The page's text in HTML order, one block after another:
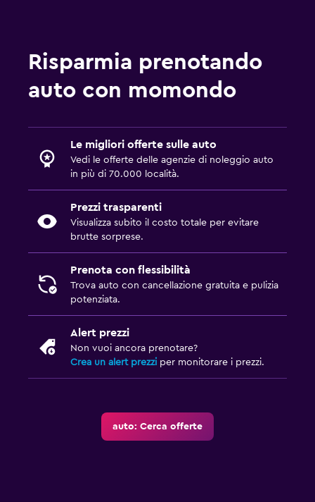
Risparmia prenotando
auto con momondo
Le migliori offerte sulle auto
Vedi le offerte delle agenzie di noleggio auto
in più di 70.000 località.
Prezzi trasparenti
Visualizza subito il costo totale per evitare
brutte sorprese.
Prenota con flessibilità
Trova auto con cancellazione gratuita e pulizia
potenziata.
Alert prezzi
Non vuoi ancora prenotare?
Crea un alert prezzi per monitorare i prezzi.
auto: Cerca offerte